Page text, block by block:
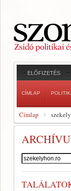
ELŐFIZETÉS
CÍMLAP
Címlap
Szerző: